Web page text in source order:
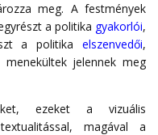
meg. A festmények
a politika gyakorlói,
a politika elszenvedői,
jelennek meg
ezeket a vizuális
magával a